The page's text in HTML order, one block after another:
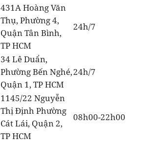
431A Hoàng Văn
Thụ, Phường 4,
Quận Tân Bình,
TP HCM
24h/7
34 Lê Duẩn,
Phường Bến Nghé,
Quận 1, TP HCM
24h/7
1145/22 Nguyễn
Thị Định Phường
Cát Lái, Quận 2,
TP HCM
08h00-22h00